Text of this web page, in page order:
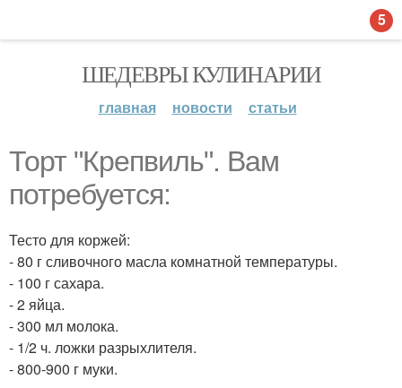
ШЕДЕВРЫ КУЛИНАРИИ
главная новости статьи
Торт "Крепвиль". Вам
потребуется:
Тесто для коржей:
- 80 г сливочного масла комнатной температуры.
- 100 г сахара.
- 2 яйца.
- 300 мл молока.
- 1/2 ч. ложки разрыхлителя.
- 800-900 г муки.
5